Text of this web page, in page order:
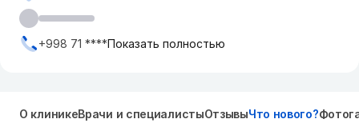
+998 71 ****Показать полностью
О клиникеВрачи и специалистыОтзывыЧто нового?